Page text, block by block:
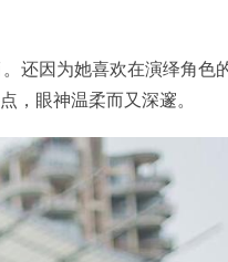
还因为她喜欢在演绎角色
，眼神温柔而又深邃。